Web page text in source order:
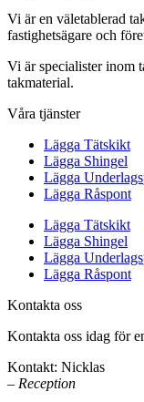
Vi är en väletablerad
fastighetsägare och
Vi är specialister inom
takmaterial.
Våra tjänster
Lägga Tätskikt
Lägga Shingel
Lägga
Lägga Råspont
Lägga Tätskikt
Lägga Shingel
Lägga
Lägga Råspont
Kontakta oss
Kontakta oss idag för
Kontakt: Nicklas
– Reception